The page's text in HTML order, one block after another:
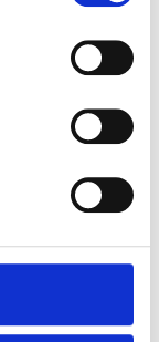
forbruger.
reklamationsret
købet. Mange
dårligere
med en ny bil,